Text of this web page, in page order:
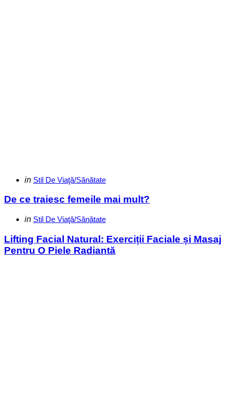
Categories
Posted
in Stil De Viaţă/Sănătate
De ce traiesc femeile mai mult?
Categories
Posted
in Stil De Viaţă/Sănătate
Lifting Facial Natural: Exerciții Faciale și Masaj
Pentru O Piele Radiantă